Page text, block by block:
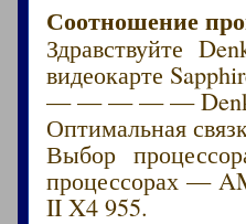
Соотношение
Здравствуйте
видеокарте
— — — — —
Оптимальная
Выбор
процессорах —
II X4 955.